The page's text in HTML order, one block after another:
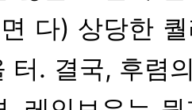
다) 상당한
터. 결국, 후렴